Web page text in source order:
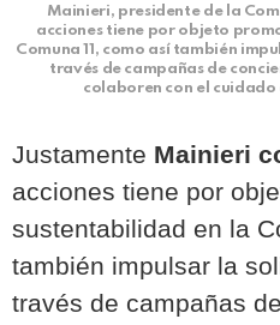
Mainieri, presidente de la
acciones tiene por objeto
Comuna 11, como así también
través de campañas de
colaboren con el
Justamente Mainieri
acciones tiene por
sustentabilidad en la
también impulsar la
través de campañas